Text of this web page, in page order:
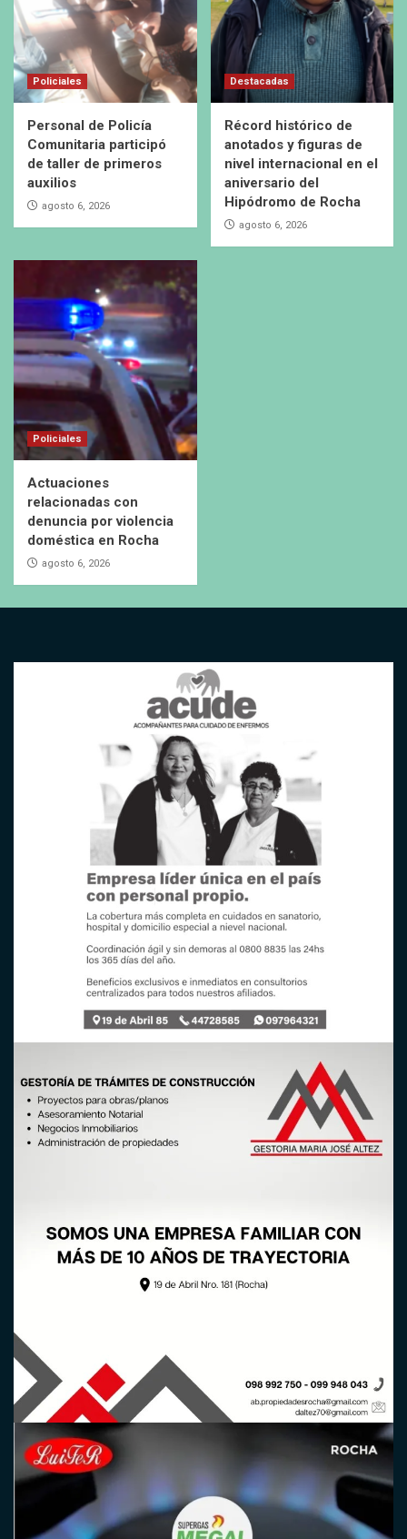
Policiales
Personal de Policía
Comunitaria participó
de taller de primeros
auxilios
agosto 6, 2026
Destacadas
Récord histórico de
anotados y figuras de
nivel internacional en el
aniversario del
Hipódromo de Rocha
agosto 6, 2026
Policiales
Actuaciones
relacionadas con
denuncia por violencia
doméstica en Rocha
agosto 6, 2026